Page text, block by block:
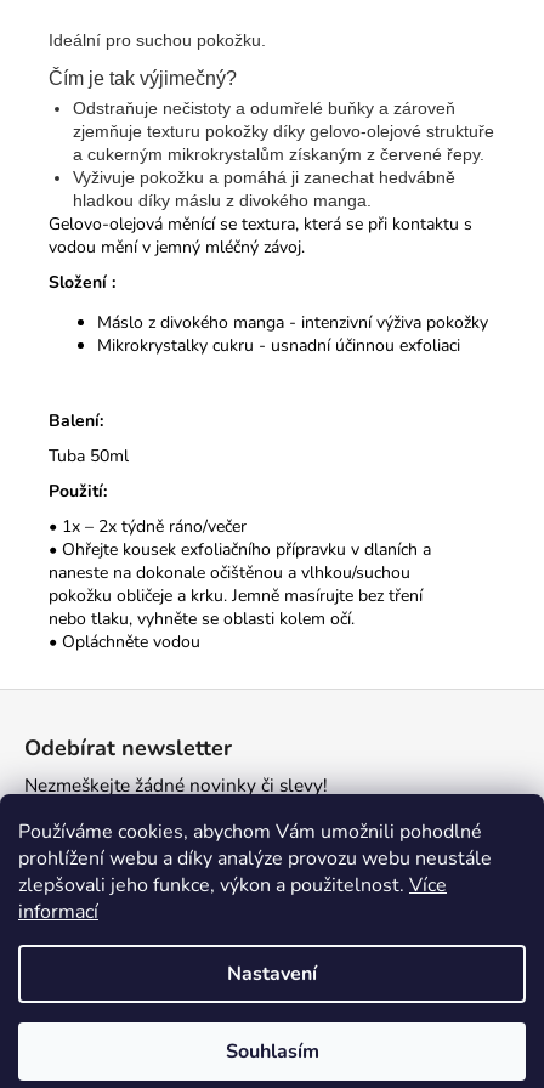
Používáme cookies, abychom Vám umožnili pohodlné
prohlížení webu a díky analýze provozu webu neustále
zlepšovali jeho funkce, výkon a použitelnost. Více
informací
Nastavení
Souhlasím
Ideální pro suchou pokožku.
Čím je tak výjimečný?
Odstraňuje nečistoty a odumřelé buňky a zároveň
zjemňuje texturu pokožky díky gelovo-olejové struktuře
a cukerným mikrokrystalům získaným z červené řepy.
Vyživuje pokožku a pomáhá ji zanechat hedvábně
hladkou díky máslu z divokého manga.
Gelovo-olejová měnící se textura, která se při kontaktu s
vodou mění v jemný mléčný závoj.
Složení :
Máslo z divokého manga - intenzivní výživa pokožky
Mikrokrystalky cukru - usnadní účinnou exfoliaci
Balení:
Tuba 50ml
Použití:
• 1x – 2x týdně ráno/večer
• Ohřejte kousek exfoliačního přípravku v dlaních a
naneste na dokonale očištěnou a vlhkou/suchou
pokožku obličeje a krku. Jemně masírujte bez tření
nebo tlaku, vyhněte se oblasti kolem očí.
• Opláchněte vodou
a
Odebírat newsletter
Nezmeškejte žádné novinky či slevy!
E-mail
PŘIHLÁSIT SE
Clarikosmetika. Všechna práva vyhrazena.